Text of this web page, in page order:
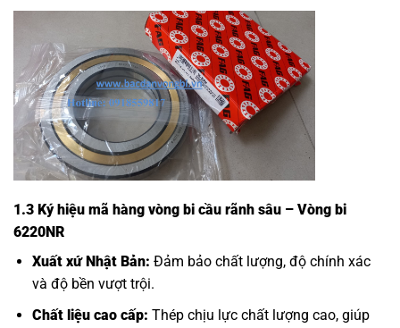
1.3 Ký hiệu mã hàng vòng bi cầu rãnh sâu – Vòng bi
6220NR
Xuất xứ Nhật Bản: Đảm bảo chất lượng, độ chính xác
và độ bền vượt trội.
Chất liệu cao cấp: Thép chịu lực chất lượng cao, giúp